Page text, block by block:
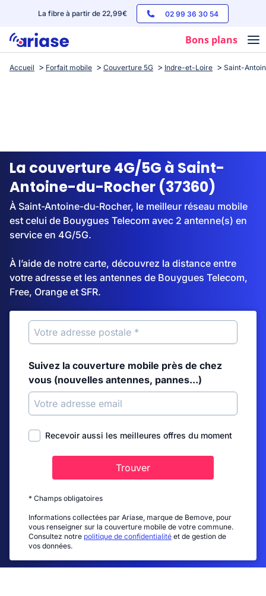
La fibre à partir de 22,99€ 02 99 36 30 54
Bons plans
Box internet
Streaming
Accueil Forfait mobile Couverture 5G Indre-et-Loire Saint-
La couverture 4G/5G à Saint-
Antoine-du-Rocher (37360)
À Saint-Antoine-du-Rocher, le meilleur réseau mobile
est celui de Bouygues Telecom avec 2 antenne(s) en
service en 4G/5G.
À l’aide de notre carte, découvrez la distance entre
votre adresse et les antennes de Bouygues Telecom,
Free, Orange et SFR.
Suivez la couverture mobile près de chez
vous (nouvelles antennes, pannes...)
Recevoir aussi les meilleures offres du moment
Trouver
* Champs obligatoires
Informations collectées par Ariase, marque de Bemove, pour
vous renseigner sur la couverture mobile de votre commune.
Consultez notre politique de confidentialité et de gestion de
vos données.